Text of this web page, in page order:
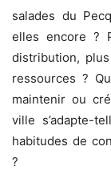
salades du
elles encore ?
distribution,
ressources ?
maintenir ou
ville s’adapte-
habitudes de
?